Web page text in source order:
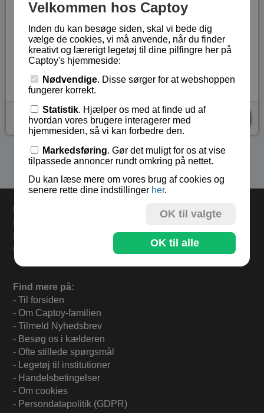
Et sjovt lille sæt hvor der både leges med motor,
Fra 6 år.
Lagerstatus:På lager
Vare nr.: EDU-CS004
kr 69,-
Se flere produkter i kategorien Gaver 5 - 8 år
Bestil inden kl 13.00 og varerne sendes i dag fredag.
Levering 33,- eller gratis ved køb over 500,-.
60 dages returret.
Find mere på:
- Til forsiden
- Om Captoy-familien
- Tilmeld Nyhedsbrev
- Besøg os i kælderen
- Ofte stillede spørgsmål
- Legetøj til institutioner
- Handelsbetingelser
- Om cookies
- Persondatapolitik (GDPR)
Velkommen hos Captoy
Inden du kan besøge siden, skal vi bede dig
vælge de cookies, vi må anvende, når du finder
kreativt og lærerigt legetøj til dine pilfingre her på
Captoy's hjemmeside:
Nødvendige. Disse sørger for at webshoppen
fungerer korrekt.
Statistik. Hjælper os med at finde ud af
hvordan vores brugere interagerer med
hjemmesiden, så vi kan forbedre den.
Markedsføring. Gør det muligt for os at vise
tilpassede annoncer rundt omkring på nettet.
Du kan læse mere om vores brug af cookies og
senere rette dine indstillinger her.
OK til valgte
OK til alle